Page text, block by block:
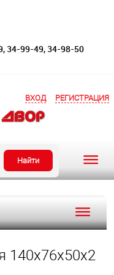
ВХОД РЕГИСТРАЦИЯ
Найти
34-99-49, 34-98-50
140х76х50х2